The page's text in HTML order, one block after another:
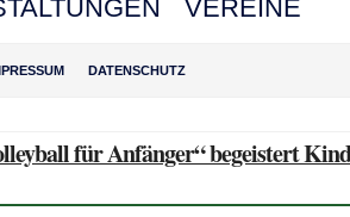
VEREINE
DATENSCHUTZ
für Anfänger“ begeistert